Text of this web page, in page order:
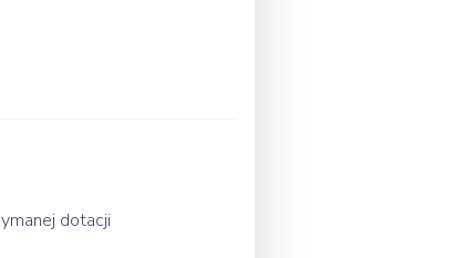
dotacji